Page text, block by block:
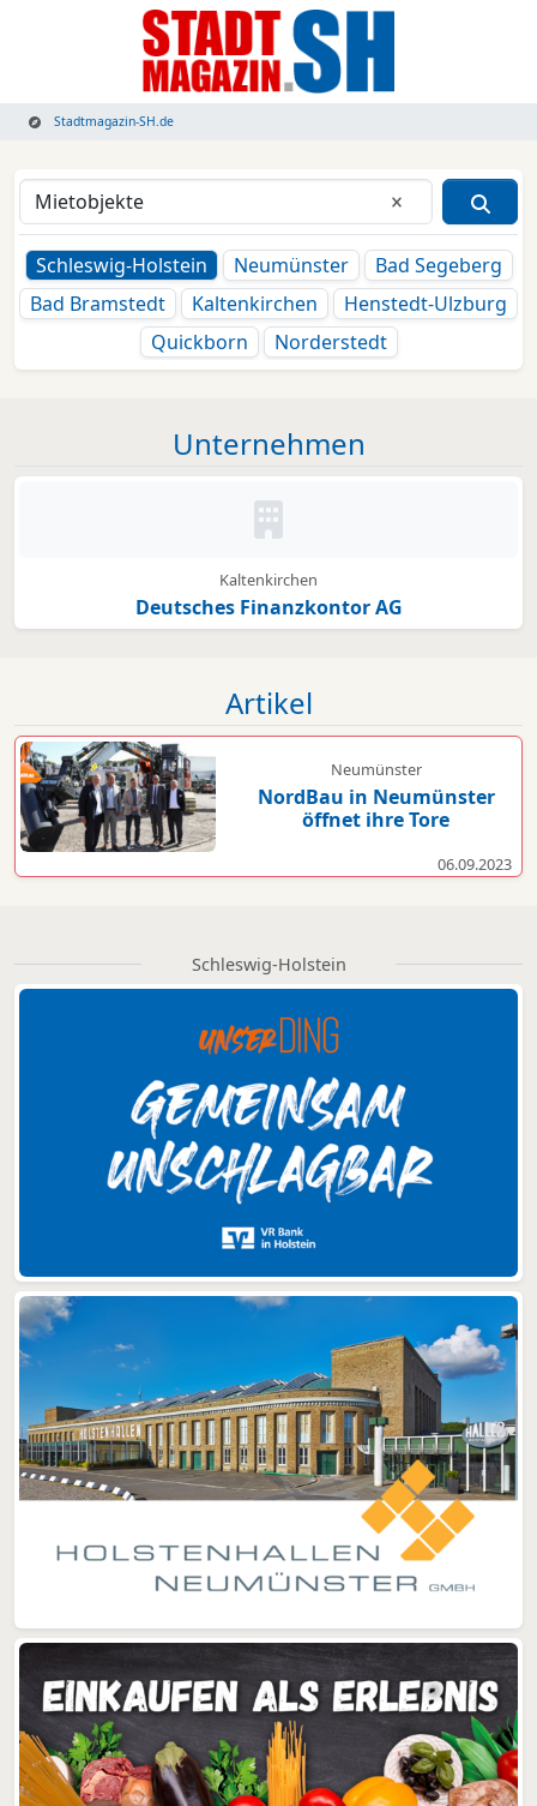
Stadtmagazin-SH.de
Eingabe
Schleswig-Holstein
Neumünster
Bad Segeberg
Bad Bramstedt
Kaltenkirchen
Henstedt-Ulzburg
Quickborn
Norderstedt
Unternehmen
Kein Bild oder Logo hinterlegt
Kaltenkirchen
Deutsches Finanzkontor AG
Artikel
Neumünster
NordBau in Neumünster
öffnet ihre Tore
06.09.2023
Schleswig-Holstein